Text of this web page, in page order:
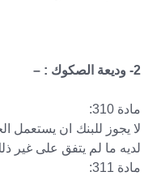
2- وديعة الصكوك : –
مادة 310:
لا يجوز للبنك ان يستعمل
لديه ما لم يتفق على غير
مادة 311: